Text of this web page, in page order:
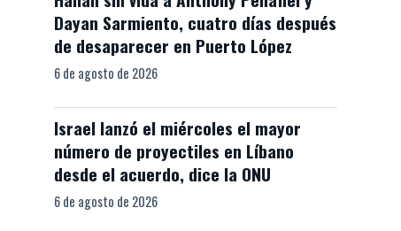
Dayan Sarmiento, cuatro días después
de desaparecer en Puerto López
6 de agosto de 2026
Israel lanzó el miércoles el mayor
número de proyectiles en Líbano
desde el acuerdo, dice la ONU
6 de agosto de 2026